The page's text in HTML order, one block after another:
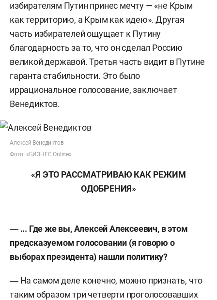
избирателям Путин принес мечту — «не Крым
как территорию, а Крым как идею». Другая
часть избирателей ощущает к Путину
благодарность за то, что он сделал Россию
великой державой. Третья часть видит в Путине
гаранта стабильности. Это было
иррациональное голосование, заключает
Венедиктов.
Алексей Венедиктов
Фото: «БИЗНЕС Online»
«Я ЭТО РАССМАТРИВАЮ КАК РЕЖИМ
ОДОБРЕНИЯ»
― ... Где же вы, Алексей Алексеевич, в этом
предсказуемом голосовании (я говорю о
выборах президента) нашли политику?
― На самом деле конечно, можно признать, что
таким образом три четверти проголосовавших